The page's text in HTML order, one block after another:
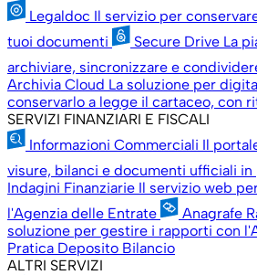
Legaldoc Il servizio per
tuoi documenti
Secure Drive La
archiviare, sincronizzare e
Archivia Cloud La soluzione per
conservarlo a legge il cartaceo, con
SERVIZI FINANZIARI E FISCALI
Informazioni Commerciali Il
visure, bilanci e documenti ufficiali
Indagini Finanziarie Il servizio web
l'Agenzia delle Entrate
Anagrafe
soluzione per gestire i rapporti con
Pratica Deposito Bilancio
ALTRI SERVIZI